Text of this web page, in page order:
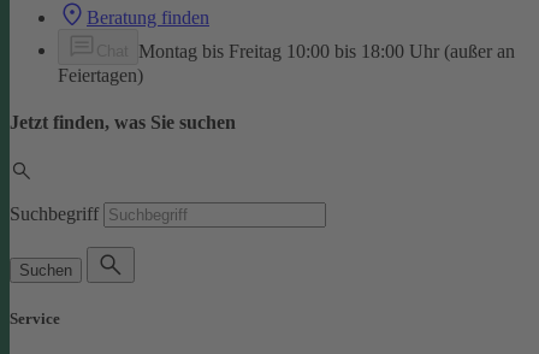
Beratung finden
Montag bis Freitag 10:00 bis 18:00 Uhr (außer an
Feiertagen)
Jetzt finden, was Sie suchen
Suchbegriff
Suchen
Service